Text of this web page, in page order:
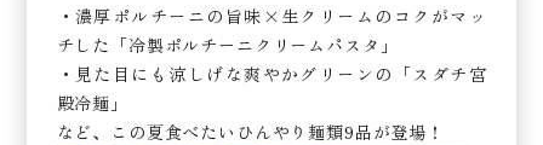
・濃厚ポルチーニの旨味×生クリームのコクがマッ
チした「冷製ポルチーニクリームパスタ」
・見た目にも涼しげな爽やかグリーンの「スダチ宮
殿冷麺」
など、この夏食べたいひんやり麺類9品が登場！